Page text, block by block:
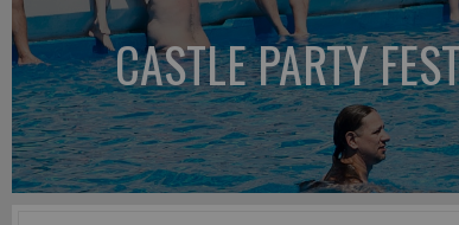
CASTLE PARTY